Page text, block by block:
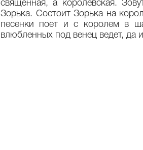
священная, а королевская.
Зорька. Состоит Зорька на
песенки поет и с королем в
влюбленных под венец ведет, да